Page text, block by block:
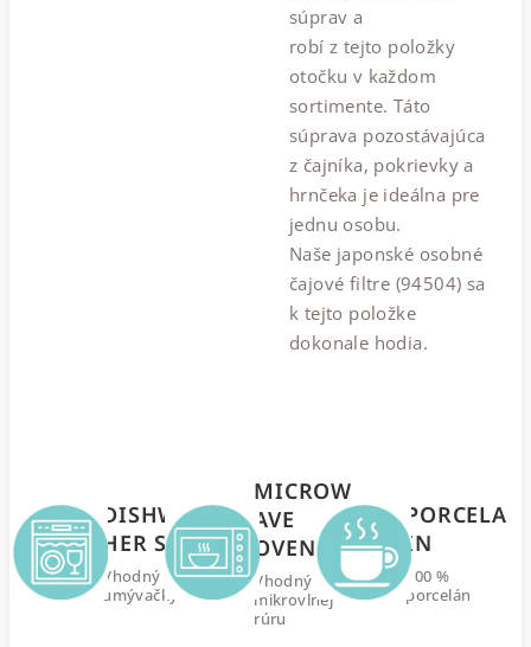
súprav a
robí z tejto položky
otočku v každom
sortimente. Táto
súprava pozostávajúca
z čajníka, pokrievky a
hrnčeka je ideálna pre
jednu osobu.
Naše japonské osobné
čajové filtre (94504) sa
k tejto položke
dokonale hodia.
DISHWAS
HER SAFE
Vhodný do
umývačky
MICROW
AVE
OVEN
Vhodný do
mikrovlnej
rúru
PORCELA
IN
100 %
porcelán